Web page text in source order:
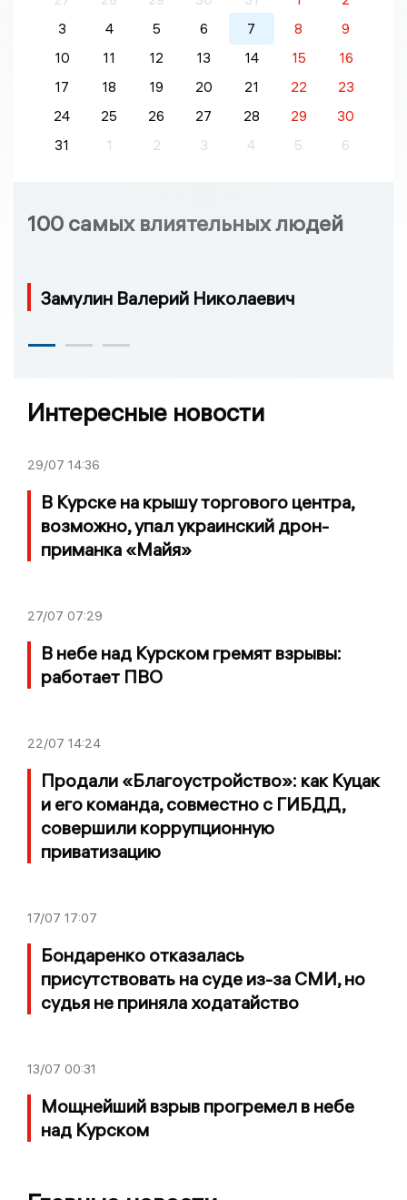
3
4 5 6 7 8
9
10
11 12 13 14 15
16
17
18 19 20 21 22
23
24
25 26 27 28 29
30
31
1 2 3 4 5 6
100 самых влиятельных людей
Замулин Валерий Николаевич
Интересные новости
29/07 14:36
В Курске на крышу торгового центра,
возможно, упал украинский дрон-
приманка «Майя»
27/07 07:29
В небе над Курском гремят взрывы:
работает ПВО
22/07 14:24
Продали «Благоустройство»: как Куцак
и его команда, совместно с ГИБДД,
совершили коррупционную
приватизацию
17/07 17:07
Бондаренко отказалась
присутствовать на суде из-за СМИ, но
судья не приняла ходатайство
13/07 00:31
Мощнейший взрыв прогремел в небе
над Курском